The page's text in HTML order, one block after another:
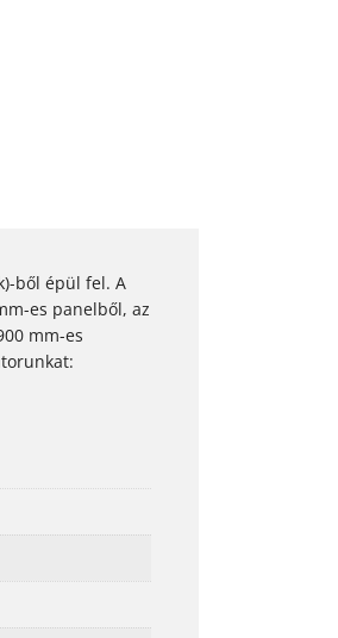
ből épül fel. A
es panelből, az
mm-es